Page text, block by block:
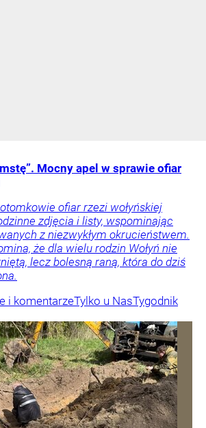
Mocny apel w sprawie ofiar
ofiar rzezi wołyńskiej
zdjęcia i listy, wspominając
z niezwykłym okrucieństwem.
że dla wielu rodzin Wołyń nie
lecz bolesną raną, która do dziś
i komentarzeTylko u NasTygodnik